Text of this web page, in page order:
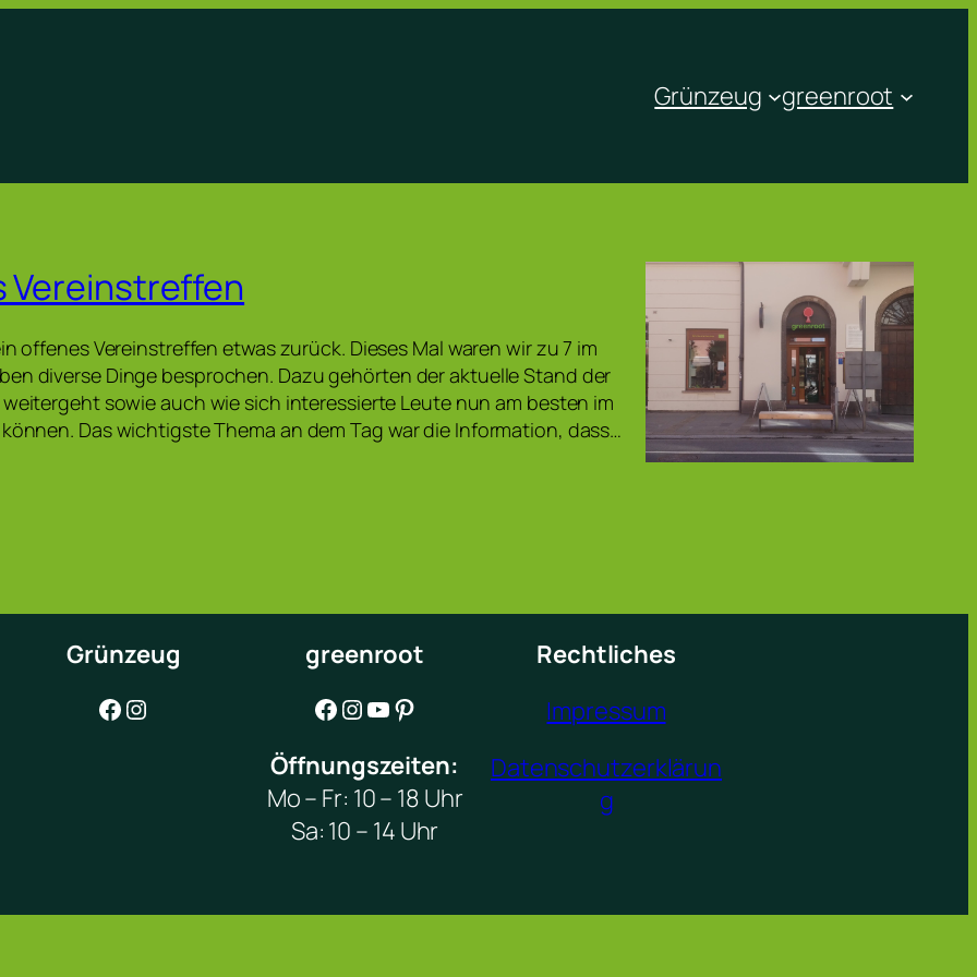
Grünzeug greenroot
Vereinstreffen
offenes Vereinstreffen etwas zurück. Dieses Mal waren wir zu 7 im
diverse Dinge besprochen. Dazu gehörten der aktuelle Stand der
sowie auch wie sich interessierte Leute nun am besten im
Das wichtigste Thema an dem Tag war die Information, dass…
Grünzeug
Facebook Instagram
greenroot
Facebook Instagram YouTube Pinterest
Öffnungszeiten:
Mo – Fr: 10 – 18 Uhr
Sa: 10 – 14 Uhr
Rechtliches
Impressum
Datenschutzerklärun
g